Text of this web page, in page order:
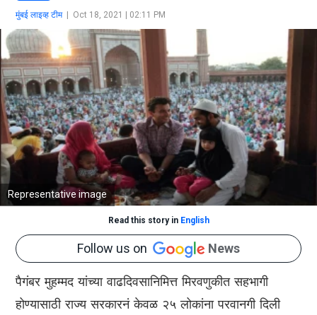
मुंबई लाइव्ह टीम| Oct 18, 2021 | 02:11 PM
Representative image
Read this story in English
Follow us on News
पैगंबर मुहम्मद यांच्या वाढदिवसानिमित्त मिरवणुकीत सहभागी
होण्यासाठी राज्य सरकारनं केवळ २५ लोकांना परवानगी दिली